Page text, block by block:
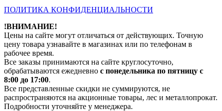
ПОЛИТИКА КОНФИДЕНЦИАЛЬНОСТИ
!ВНИМАНИЕ!
Цены на сайте могут отличаться от действующих. Точную
цену товара узнавайте в магазинах или по телефонам в
рабочее время.
Все заказы принимаются на сайте круглосуточно,
обрабатываются ежедневно с понедельника по пятницу с
8:00 до 17:00.
Все представленные скидки не суммируются, не
распространяются на акционные товары, лес и металлопрокат.
Подробности уточняйте у менеджера.